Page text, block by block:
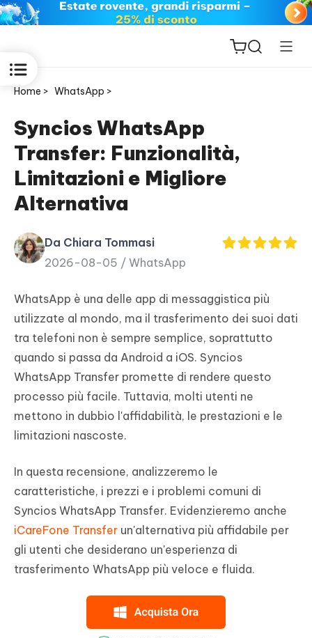
ReiBoot
for iOS
PDF
Editor
iAnyGo
Home > WhatsApp >
Syncios WhatsApp
Transfer: Funzionalità,
Limitazioni e Migliore
Alternativa
Da Chiara Tommasi
2026-08-05 / WhatsApp
WhatsApp è una delle app di messaggistica più
utilizzate al mondo, ma il trasferimento dei suoi dati
tra telefoni non è sempre semplice, soprattutto
quando si passa da Android a iOS. Syncios
WhatsApp Transfer promette di rendere questo
processo più facile. Tuttavia, molti utenti ne
mettono in dubbio l'affidabilità, le prestazioni e le
limitazioni nascoste.
In questa recensione, analizzeremo le
caratteristiche, i prezzi e i problemi comuni di
Syncios WhatsApp Transfer. Evidenzieremo anche
iCareFone Transfer un'alternativa più affidabile per
gli utenti che desiderano un'esperienza di
trasferimento WhatsApp più veloce e fluida.